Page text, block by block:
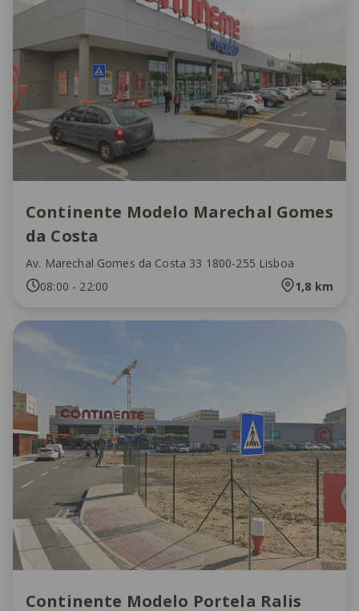
Continente Modelo Marechal Gomes
da Costa
Av. Marechal Gomes da Costa 33 1800-255 Lisboa
08:00 - 22:00 1,8 km
Continente Modelo Portela Ralis